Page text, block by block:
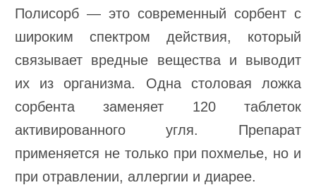
Полисорб — это современный сорбент с
широким спектром действия, который
связывает вредные вещества и выводит
их из организма. Одна столовая ложка
сорбента заменяет 120 таблеток
активированного угля. Препарат
применяется не только при похмелье, но и
при отравлении, аллергии и диарее.